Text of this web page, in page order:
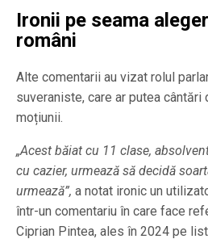
Ironii pe seama
români
Alte comentarii au vizat rolul
suveraniste, care ar putea
moțiunii.
„Acest băiat cu 11 clase,
cu cazier, urmează să decidă
urmează”, a notat ironic un
într-un comentariu în care face
Ciprian Pintea, ales în 2024 pe